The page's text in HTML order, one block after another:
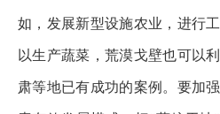
如，发展新型设施农业，进行
以生产蔬菜，荒漠戈壁也可以
肃等地已有成功的案例。要加